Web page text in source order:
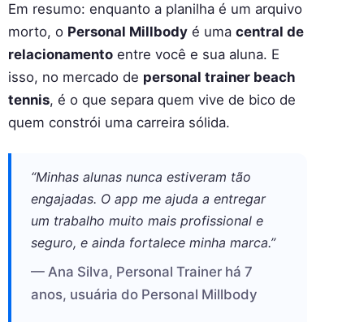
Em resumo: enquanto a planilha é um arquivo
morto, o Personal Millbody é uma central de
relacionamento entre você e sua aluna. E
isso, no mercado de personal trainer beach
tennis, é o que separa quem vive de bico de
quem constrói uma carreira sólida.
“Minhas alunas nunca estiveram tão
engajadas. O app me ajuda a entregar
um trabalho muito mais profissional e
seguro, e ainda fortalece minha marca.”
— Ana Silva, Personal Trainer há 7
anos, usuária do Personal Millbody